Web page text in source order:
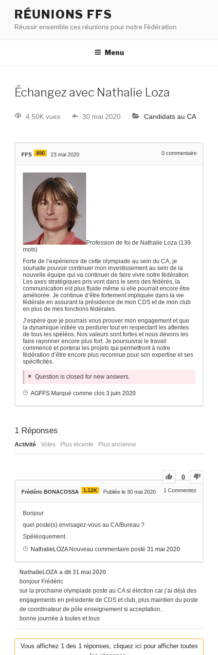
RÉUNIONS FFS
Réussir ensemble ces réunions pour notre Fédération
Menu
Échangez avec Nathalie Loza
4.50K vues 30 mai 2020 Candidats au CA
FFS 490 23 mai 2020 0 commentaire
Profession de foi de Nathalie Loza (139
mots)
Forte de l’expérience de cette olympiade au sein du CA, je
souhaite pouvoir continuer mon investissement au sein de la
nouvelle équipe qui va continuer de faire vivre notre fédération.
Les axes stratégiques pris vont dans le sens des fédérés, la
communication est plus fluide même si elle pourrait encore être
améliorée. Je continue d’être fortement impliquée dans la vie
fédérale en assurant la présidence de mon CDS et de mon club
en plus de mes fonctions fédérales.
J’espère que je pourrais vous prouver mon engagement et que
la dynamique initiée va perdurer tout en respectant les attentes
de tous les spéléos. Nos valeurs sont fortes et nous devons les
faire rayonner encore plus fort. Je poursuivrai le travail
commencé et porterai les projets qui permettront à notre
fédération d’être encore plus reconnue pour son expertise et ses
spécificités.
Question is closed for new answers.
AGFFS Marqué comme clos 3 juin 2020
1 Réponses
Activité Votes Plus récente Plus ancienne
0
Frédéric BONACOSSA 1.12K Publiée le 30 mai 2020 1 Commentez
Bonjour
quel poste(s) envisagez-vous au CA/Bureau ?
Spéléoquement.
NathalieLOZANouveau commentaire posté 31 mai 2020
NathalieLOZA a dit 31 mai 2020
bonjour Frédéric
sur la prochaine olympiade poste au CA si élection car j’ai déjà des
engagements en présidente de CDS et club, plus maintien du poste
de coordinateur de pôle enseignement si acceptation..
bonne journée à toutes et tous
Vous affichez 1 des 1 réponses, cliquez ici pour afficher toutes